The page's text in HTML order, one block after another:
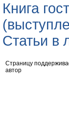
Книга
Статьи в
Страницу
автор